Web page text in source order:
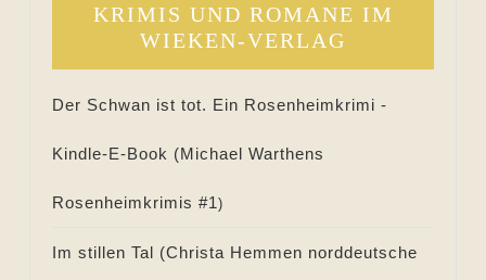
KRIMIS UND ROMANE IM
WIEKEN-VERLAG
Der Schwan ist tot. Ein Rosenheimkrimi -
Kindle-E-Book (Michael Warthens
Rosenheimkrimis #1)
Im stillen Tal (Christa Hemmen norddeutsche